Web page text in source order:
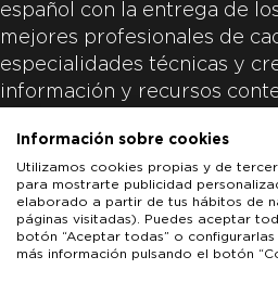
español con la entrega de
mejores profesionales de
especialidades técnicas y
información y recursos
productoras de las películas
única y exclusiva de las
Información sobre cookies
Utilizamos cookies propias y de
para mostrarte publicidad
elaborado a partir de tus hábitos de
páginas visitadas). Puedes aceptar
botón “Aceptar todas” o
más información pulsando el botón